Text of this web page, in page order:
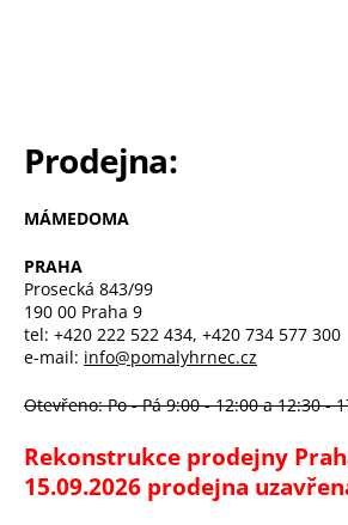
Prodejna:
MÁMEDOMA
PRAHA
Prosecká 843/99
190 00 Praha 9
tel: +420 222 522 434, +420 734 577 300
e-mail: info@pomalyhrnec.cz
Otevřeno: Po - Pá 9:00 - 12:00 a 12:30 -
Rekonstrukce prodejny
15.09.2026 prodejna